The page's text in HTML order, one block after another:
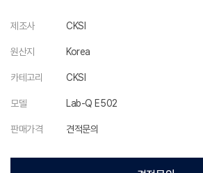
제조사 CKSI
원산지 Korea
카테고리 CKSI
모델 Lab-Q E502
판매가격 견적문의